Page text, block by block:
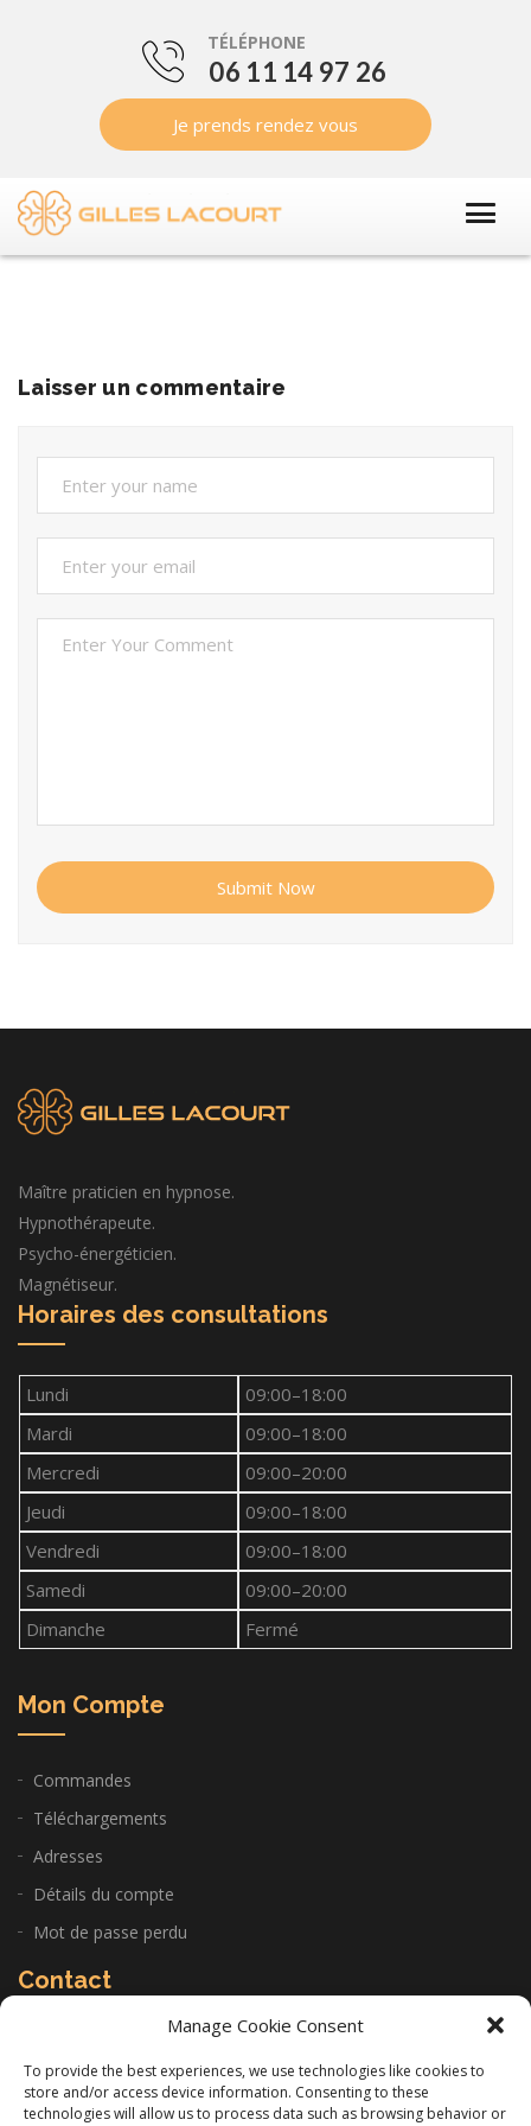
Manage Cookie Consent
To provide the best experiences, we use technologies like cookies to
store and/or access device information. Consenting to these
technologies will allow us to process data such as browsing behavior or
TÉLÉPHONE
06 11 14 97 26
Je prends rendez vous
Laisser un commentaire
Submit Now
Maître praticien en hypnose.
Hypnothérapeute.
Psycho-énergéticien.
Magnétiseur.
Horaires des consultations
Lundi
09:00–18:00
Mardi
09:00–18:00
Mercredi
09:00–20:00
Jeudi
09:00–18:00
Vendredi
09:00–18:00
Samedi
09:00–20:00
Dimanche
Fermé
Mon Compte
Commandes
Téléchargements
Adresses
Détails du compte
Mot de passe perdu
Contact
06 11 14 97 26